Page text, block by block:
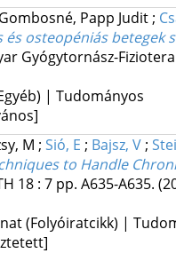
Gombosné, Papp Judit;
és osteopéniás betegek
Gyógytornász-
| Tudományos
M ; Sió, E ; Bajsz, V;
to Handle
18: 7 pp. A635-A635.
(Folyóiratcikk) |